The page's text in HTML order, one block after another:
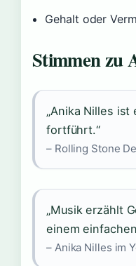
Gehalt oder
Stimmen zu
„Anika Nilles
fortführt.“
– Rolling Stone
„Musik erzählt
einem
– Anika Nilles im